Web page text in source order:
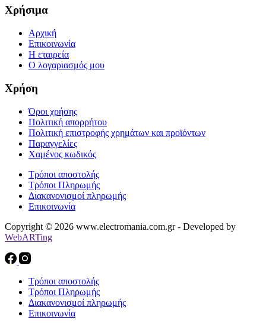
Χρήσιμα
Αρχική
Επικοινωνία
Η εταιρεία
Ο λογαριασμός μου
Χρήση
Όροι χρήσης
Πολιτική απορρήτου
Πολιτική επιστροφής χρημάτων και προϊόντων
Παραγγελίες
Χαμένος κωδικός
Τρόποι αποστολής
Τρόποι Πληρωμής
Διακανονισμοί πληρωμής
Επικοινωνία
Copyright © 2026 www.electromania.com.gr - Developed by
WebARTing
Τρόποι αποστολής
Τρόποι Πληρωμής
Διακανονισμοί πληρωμής
Επικοινωνία